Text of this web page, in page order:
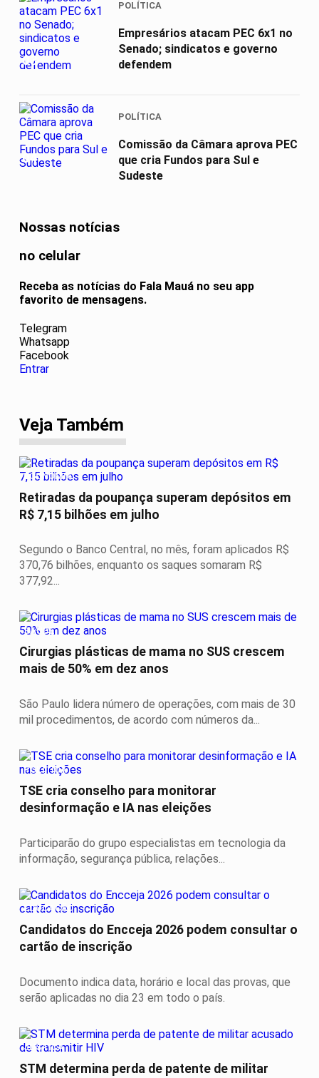
03
POLÍTICA
Empresários atacam PEC 6x1 no
Senado; sindicatos e governo
defendem
04
POLÍTICA
Comissão da Câmara aprova PEC
que cria Fundos para Sul e
Sudeste
Nossas notícias
no celular
Receba as notícias do Fala Mauá no seu app
favorito de mensagens.
Telegram
Whatsapp
Facebook
Entrar
Veja Também
ECONOMIA
Retiradas da poupança superam depósitos em
R$ 7,15 bilhões em julho
Segundo o Banco Central, no mês, foram aplicados R$
370,76 bilhões, enquanto os saques somaram R$
377,92...
SAÚDE
Cirurgias plásticas de mama no SUS crescem
mais de 50% em dez anos
São Paulo lidera número de operações, com mais de 30
mil procedimentos, de acordo com números da...
POLÍTICA
TSE cria conselho para monitorar
desinformação e IA nas eleições
Participarão do grupo especialistas em tecnologia da
informação, segurança pública, relações...
EDUCAÇÃO
Candidatos do Encceja 2026 podem consultar o
cartão de inscrição
Documento indica data, horário e local das provas, que
serão aplicadas no dia 23 em todo o país.
JUSTIÇA
STM determina perda de patente de militar